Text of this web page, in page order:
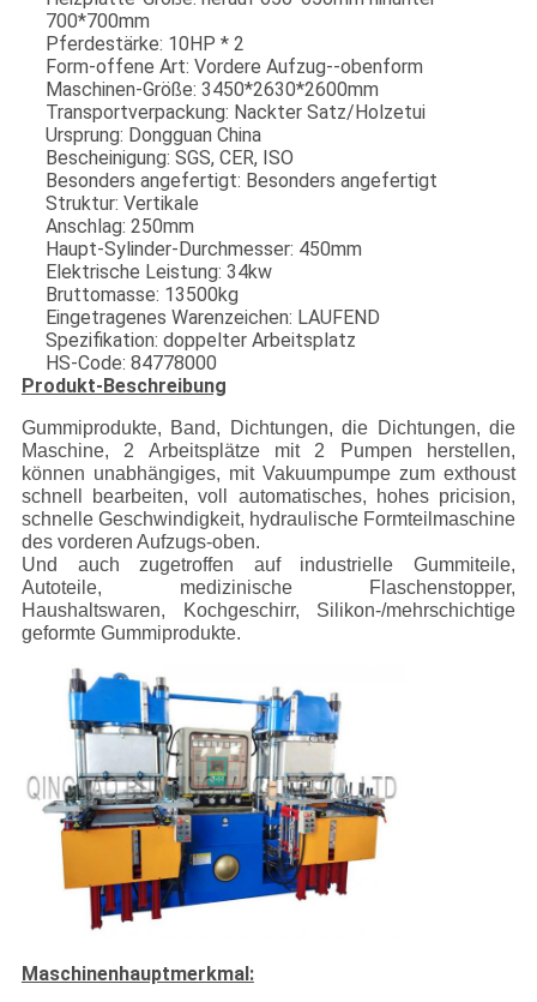
700*700mm
Pferdestärke: 10HP * 2
Form-offene Art: Vordere Aufzug--obenform
Maschinen-Größe: 3450*2630*2600mm
Transportverpackung: Nackter Satz/Holzetui
Ursprung: Dongguan China
Bescheinigung: SGS, CER, ISO
Besonders angefertigt: Besonders angefertigt
Struktur: Vertikale
Anschlag: 250mm
Haupt-Sylinder-Durchmesser: 450mm
Elektrische Leistung: 34kw
Bruttomasse: 13500kg
Eingetragenes Warenzeichen: LAUFEND
Spezifikation: doppelter Arbeitsplatz
HS-Code: 84778000
Produkt-Beschreibung
Gummiprodukte, Band, Dichtungen, die Dichtungen, die
Maschine, 2 Arbeitsplätze mit 2 Pumpen herstellen,
können unabhängiges, mit Vakuumpumpe zum exthoust
schnell bearbeiten, voll automatisches, hohes pricision,
schnelle Geschwindigkeit, hydraulische Formteilmaschine
des vorderen Aufzugs-oben.
Und auch zugetroffen auf industrielle Gummiteile,
Autoteile, medizinische Flaschenstopper,
Haushaltswaren, Kochgeschirr, Silikon-/mehrschichtige
geformte Gummiprodukte.
Maschinenhauptmerkmal: